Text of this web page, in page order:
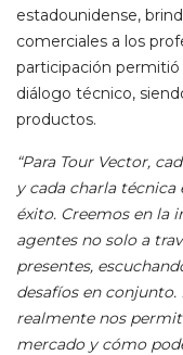
estadounidense,
comerciales a los
participación permitió
diálogo técnico,
productos.
“Para Tour Vector,
y cada charla técnica
éxito. Creemos en la
agentes no solo a
presentes,
desafíos en conjunto.
realmente nos
mercado y cómo